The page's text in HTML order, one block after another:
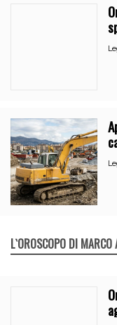
L`OROSCOPO DI MARCO